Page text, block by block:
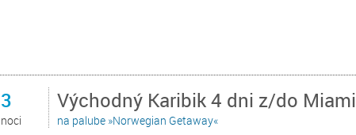
3
noci
Východný Karibik 4 dni z/do Miami
na palube »Norwegian Getaway«